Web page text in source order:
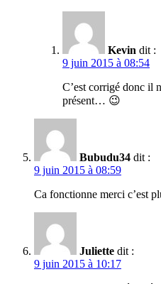
Kevin dit :
9 juin 2015 à 08:54
C’est corrigé donc il
présent… 😉
Bubudu34 dit :
9 juin 2015 à 08:59
Ca fonctionne merci c’est
Juliette dit :
9 juin 2015 à 10:17